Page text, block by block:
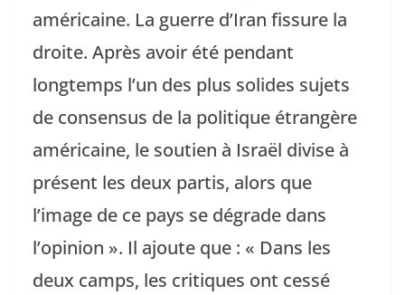
américaine. La guerre d’Iran fissure la
droite. Après avoir été pendant
longtemps l’un des plus solides sujets
de consensus de la politique étrangère
américaine, le soutien à Israël divise à
présent les deux partis, alors que
l’image de ce pays se dégrade dans
l’opinion ». Il ajoute que : « Dans les
deux camps, les critiques ont cessé